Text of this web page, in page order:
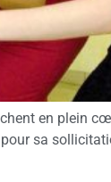
en plein
sa